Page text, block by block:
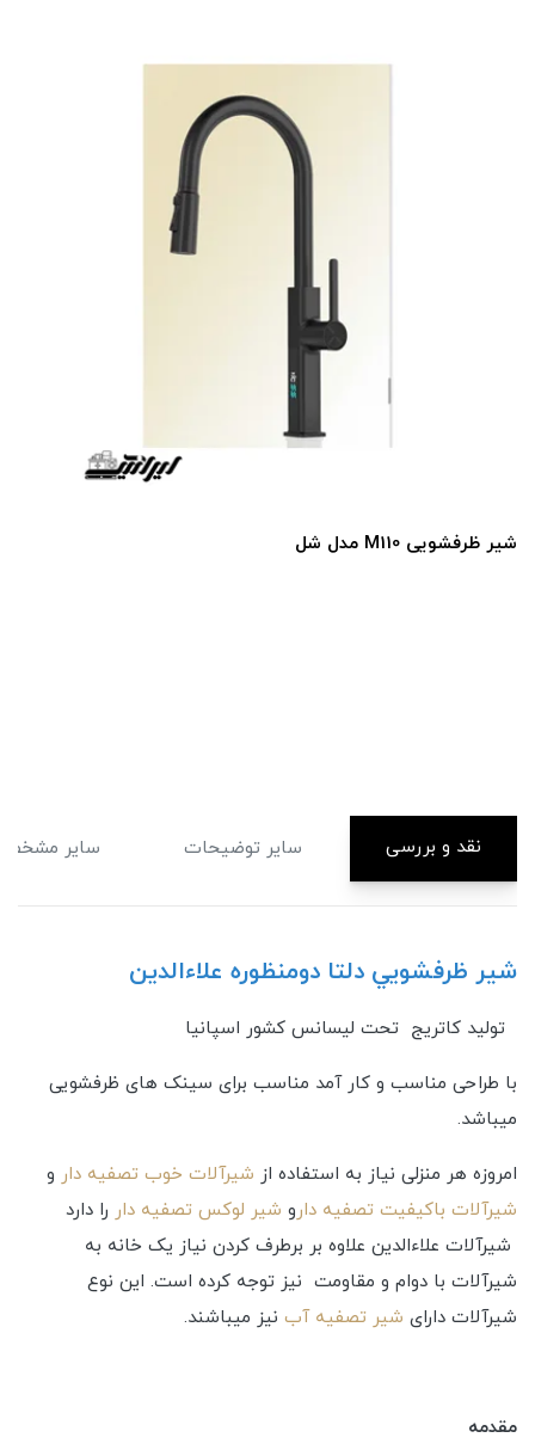
شیر ظرفشویی M110 مدل شل
نقد و بررسی سایر توضیحات سایر
شير ظرفشويي دلتا دومنظوره علاءالدین
تولید کاتریج تحت لیسانس کشور اسپانیا
با طراحی مناسب و کار آمد مناسب برای سینک های ظرفشویی
میباشد.
امروزه هر منزلی نیاز به استفاده از شیرآلات خوب تصفیه دار و
شیرآلات باکیفیت تصفیه دارو شیر لوکس تصفیه دار را دارد
شیرآلات علاءالدین علاوه بر برطرف کردن نیاز یک خانه به
شیرآلات با دوام و مقاومت نیز توجه کرده است. این نوع
شیرآلات دارای شیر تصفیه آب نیز میباشند.
مقدمه